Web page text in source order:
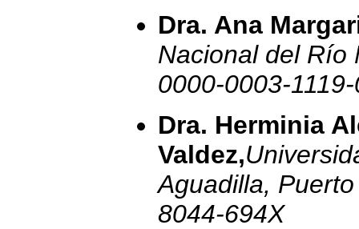
Dra. Ana
Nacional del Río
0000-0003-
Dra. Herminia
Valdez,
Aguadilla,
8044-694X